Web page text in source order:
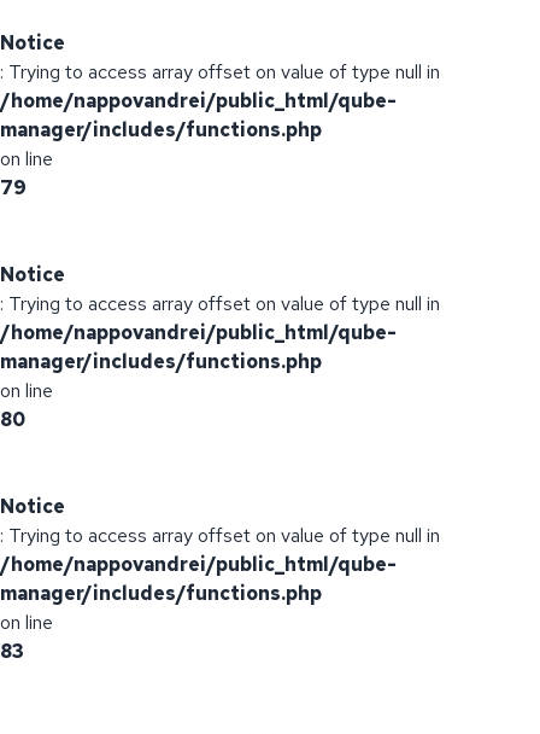
Notice
: Trying to access array offset on value of type null in
/home/nappovandrei/public_html/qube-
manager/includes/functions.php
on line
79
Notice
: Trying to access array offset on value of type null in
/home/nappovandrei/public_html/qube-
manager/includes/functions.php
on line
80
Notice
: Trying to access array offset on value of type null in
/home/nappovandrei/public_html/qube-
manager/includes/functions.php
on line
83